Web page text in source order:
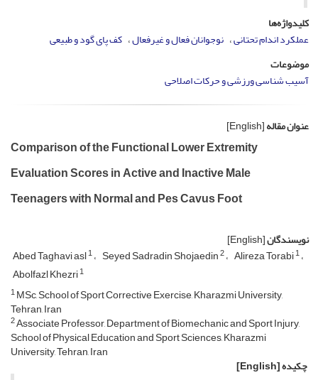
کلیدواژه‌ها
عملکرد اندام تحتانی نوجوانان فعال و غیرفعال کف پای گود و طبیعی
موضوعات
آسیب شناسی ورزشی و حرکات اصلاحی
عنوان مقاله[English]
Comparison of the Functional Lower Extremity
Evaluation Scores in Active and Inactive Male
Teenagers with Normal and Pes Cavus Foot
نویسندگان[English]
Abed Taghavi asl1 Seyed Sadradin Shojaedin2 Alireza Torabi1
Abolfazl Khezri1
1MSc, School of Sport Corrective Exercise, Kharazmi University,
Tehran, Iran
2Associate Professor, Department of Biomechanic and Sport Injury,
School of Physical Education and Sport Sciences, Kharazmi
University, Tehran, Iran
چکیده[English]